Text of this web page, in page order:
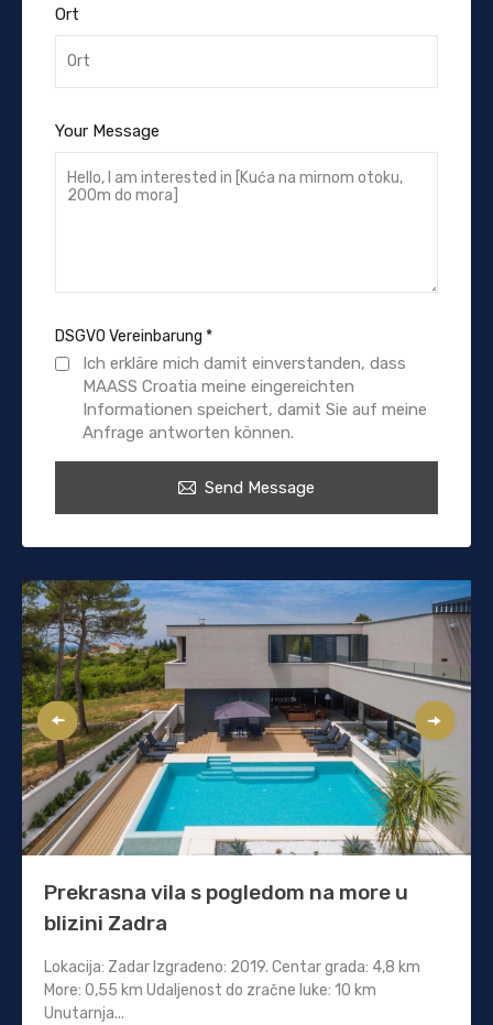
Ort
Your Message
DSGVO Vereinbarung *
Ich erkläre mich damit einverstanden, dass
MAASS Croatia meine eingereichten
Informationen speichert, damit Sie auf meine
Anfrage antworten können.
Send Message
Prekrasna vila s pogledom na more u
blizini Zadra
Lokacija: Zadar Izgrađeno: 2019. Centar grada: 4,8 km
More: 0,55 km Udaljenost do zračne luke: 10 km
Unutarnja...